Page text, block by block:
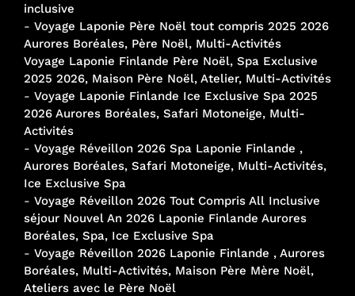
inclusive
- Voyage Laponie Père Noël tout compris 2025 2026
Aurores Boréales, Père Noël, Multi-Activités
Voyage Laponie Finlande Père Noël, Spa Exclusive
2025 2026, Maison Père Noël, Atelier, Multi-Activités
- Voyage Laponie Finlande Ice Exclusive Spa 2025
2026 Aurores Boréales, Safari Motoneige, Multi-
Activités
- Voyage Réveillon 2026 Spa Laponie Finlande ,
Aurores Boréales, Safari Motoneige, Multi-Activités,
Ice Exclusive Spa
- Voyage Réveillon 2026 Tout Compris All Inclusive
séjour Nouvel An 2026 Laponie Finlande Aurores
Boréales, Spa, Ice Exclusive Spa
- Voyage Réveillon 2026 Laponie Finlande , Aurores
Boréales, Multi-Activités, Maison Père Mère Noël,
Ateliers avec le Père Noël